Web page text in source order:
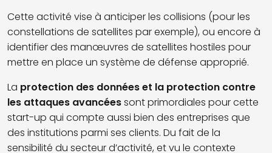
Cette activité vise à anticiper les collisions (pour les
constellations de satellites par exemple), ou encore à
identifier des manœuvres de satellites hostiles pour
mettre en place un système de défense approprié.
La protection des données et la protection contre
les attaques avancéessont primordiales pour cette
start-up qui compte aussi bien des entreprises que
des institutions parmi ses clients. Du fait de la
sensibilité du secteur d’activité, et vu le contexte